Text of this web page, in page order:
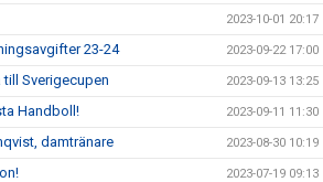
2023-10-01 20:17
23-24 2023-09-22 17:00
Sverigecupen 2023-09-13 13:25
Handboll! 2023-09-11 11:30
damtränare 2023-08-30 10:19
2023-07-19 09:13